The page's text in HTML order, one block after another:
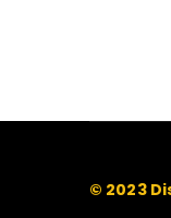
© 2023